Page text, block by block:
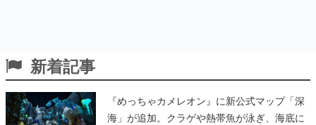
新着記事
『めっちゃカメレオン』に新公式マップ「深
海」が追加。クラゲや熱帯魚が泳ぎ、海底に